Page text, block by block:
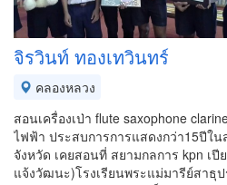
จิรวินท์ ทองเทวินทร์
คลองหลวง
สอนเครื่องเป่า flute saxophone
ไฟฟ้า ประสบการการแสดงกว่า15ปีใ
จังหวัด เคยสอนที่ สยามกลการ kpn เปี
แจ้งวัฒนะ)โรงเรียนพระแม่มารีย์สาธุ